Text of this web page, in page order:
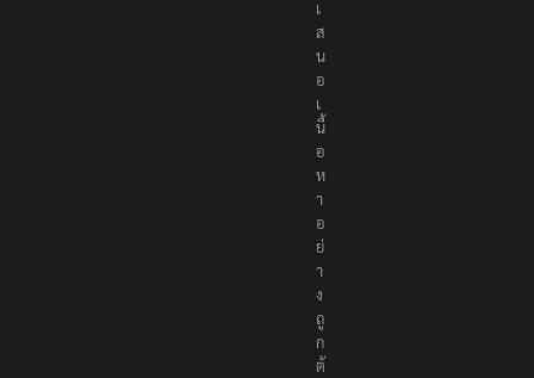
เ
ส
น
อ
เ
นื้
อ
ห
า
อ
ย่
า
ง
ถู
ก
ต้